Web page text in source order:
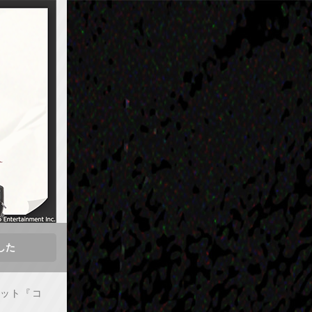
た
ト『コ